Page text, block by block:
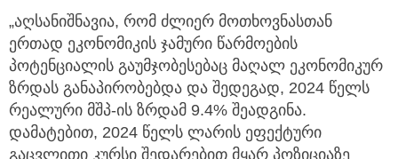
„აღსანიშნავია, რომ ძლიერ მოთხოვნასთან
ერთად ეკონომიკის ჯამური წარმოების
პოტენციალის გაუმჯობესებაც მაღალ ეკონომიკურ
ზრდას განაპირობებდა და შედეგად, 2024 წელს
რეალური მშპ-ის ზრდამ 9.4% შეადგინა.
დამატებით, 2024 წელს ლარის ეფექტური
გაცვლითი კურსი შედარებით მყარ პოზიციაზე